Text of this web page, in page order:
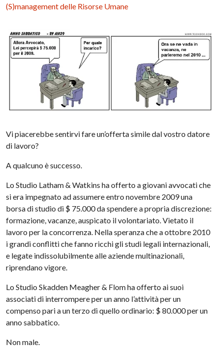
(S)management delle Risorse Umane
Vi piacerebbe sentirvi fare un’offerta simile dal vostro datore
di lavoro?
A qualcuno è successo.
Lo Studio Latham & Watkins ha offerto a giovani avvocati che
si era impegnato ad assumere entro novembre 2009 una
borsa di studio di $ 75.000 da spendere a propria discrezione:
formazione, vacanze, auspicato il volontariato. Vietato il
lavoro per la concorrenza. Nella speranza che a ottobre 2010
i grandi conflitti che fanno ricchi gli studi legali internazionali,
e legate indissolubilmente alle aziende multinazionali,
riprendano vigore.
Lo Studio Skadden Meagher & Flom ha offerto ai suoi
associati di interrompere per un anno l’attività per un
compenso pari a un terzo di quello ordinario: $ 80.000 per un
anno sabbatico.
Non male.